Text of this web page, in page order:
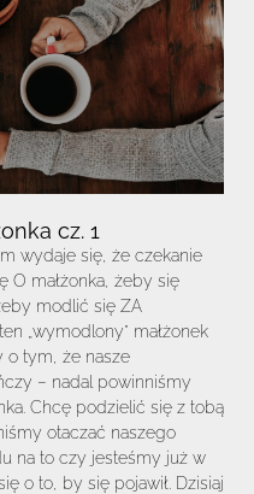
cz. 1
wydaje się, że czekanie
O małżonka, żeby się
modlić się ZA
„wymodlony” małżonek
o tym, że nasze
– nadal powinniśmy
Chcę podzielić się z tobą
otaczać naszego
na to czy jesteśmy już w
o to, by się pojawił. Dzisiaj